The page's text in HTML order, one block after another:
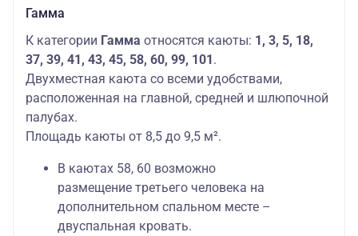
Гамма
К категории Гамма относятся каюты: 1, 3, 5, 18,
37, 39, 41, 43, 45, 58, 60, 99, 101 .
Двухместная каюта со всеми удобствами,
расположенная на главной, средней и шлюпочной
палубах.
Площадь каюты от 8,5 до 9,5 м².
В каютах 58, 60 возможно
размещение третьего человека на
дополнительном спальном месте –
двуспальная кровать.